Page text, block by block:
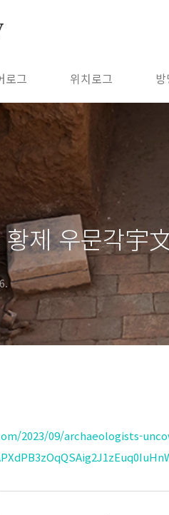
로그 위치로그
제 우문각宇
2023/09/archaeologists-